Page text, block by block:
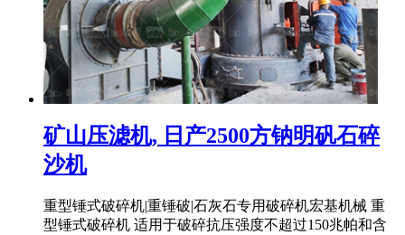
矿山压滤机, 日产2500方钠明矾石碎
沙机
重型锤式破碎机|重锤破|石灰石专用破碎机宏基机械 重
型锤式破碎机 适用于破碎抗压强度不超过150兆帕和含